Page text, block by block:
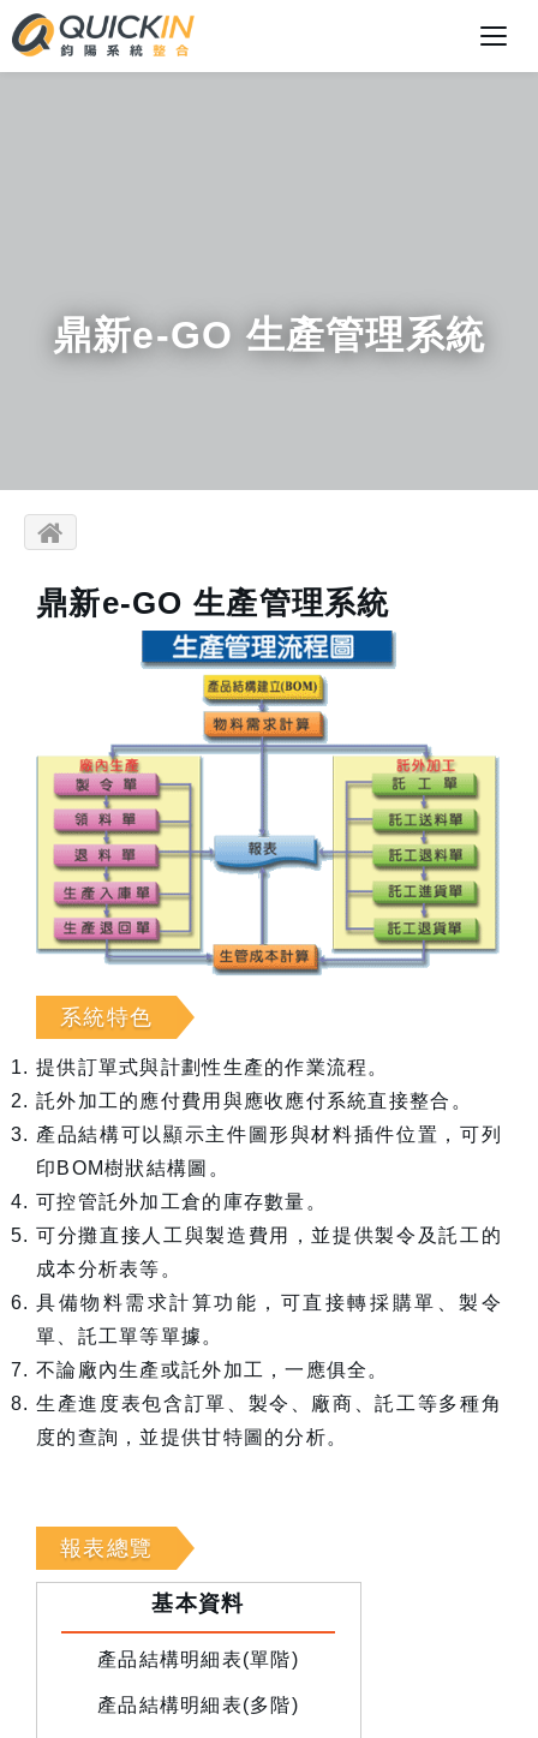
鼎新e-GO 生產管理系統
鼎新e-GO 生產管理系統
系統特色
提供訂單式與計劃性生產的作業流程。
託外加工的應付費用與應收應付系統直接整合。
產品結構可以顯示主件圖形與材料插件位置，可列
印BOM樹狀結構圖。
可控管託外加工倉的庫存數量。
可分攤直接人工與製造費用，並提供製令及託工的
成本分析表等。
具備物料需求計算功能，可直接轉採購單、製令
單、託工單等單據。
不論廠內生產或託外加工，一應俱全。
生產進度表包含訂單、製令、廠商、託工等多種角
度的查詢，並提供甘特圖的分析。
報表總覽
基本資料
產品結構明細表(單階)
產品結構明細表(多階)